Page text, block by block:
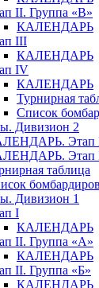
II. Группа «В»
КАЛЕНДАРЬ
III
КАЛЕНДАРЬ
IV
КАЛЕНДАРЬ
Турнирная
Список
Дивизион 2
Этап
Этап
таблица
бомбардиров
Дивизион 1
I
КАЛЕНДАРЬ
II. Группа «А»
КАЛЕНДАРЬ
II. Группа «Б»
КАЛЕНДАРЬ